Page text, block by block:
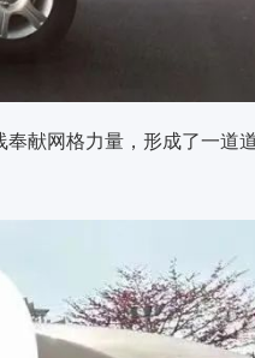
献网格力量，形成了一道